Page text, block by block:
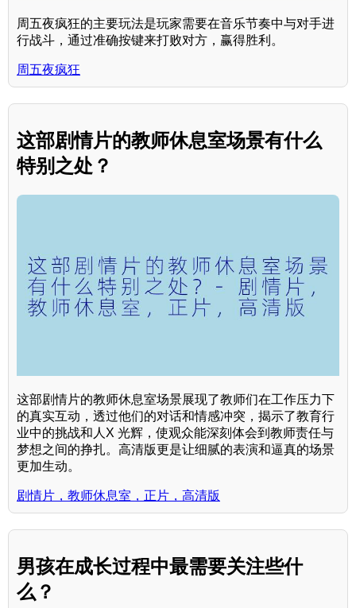
周五夜疯狂的主要玩法是玩家需要在音乐节奏中与对手进
行战斗，通过准确按键来打败对方，赢得胜利。
周五夜疯狂
这部剧情片的教师休息室场景有什么
特别之处？
这部剧情片的教师休息室场景展现了教师们在工作压力下
的真实互动，透过他们的对话和情感冲突，揭示了教育行
业中的挑战和人X 光辉，使观众能深刻体会到教师责任与
梦想之间的挣扎。高清版更是让细腻的表演和逼真的场景
更加生动。
剧情片，教师休息室，正片，高清版
男孩在成长过程中最需要关注些什
么？